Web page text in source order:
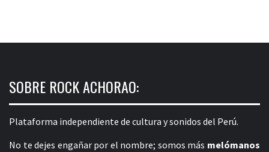
SOBRE ROCK ACHORAO:
Plataforma independiente de cultura y sonidos del Perú.
No te dejes engañar por el nombre; somos más melómanos